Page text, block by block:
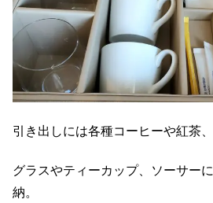
引き出しには各種コーヒーや紅茶、
グラスやティーカップ、ソーサー
納。